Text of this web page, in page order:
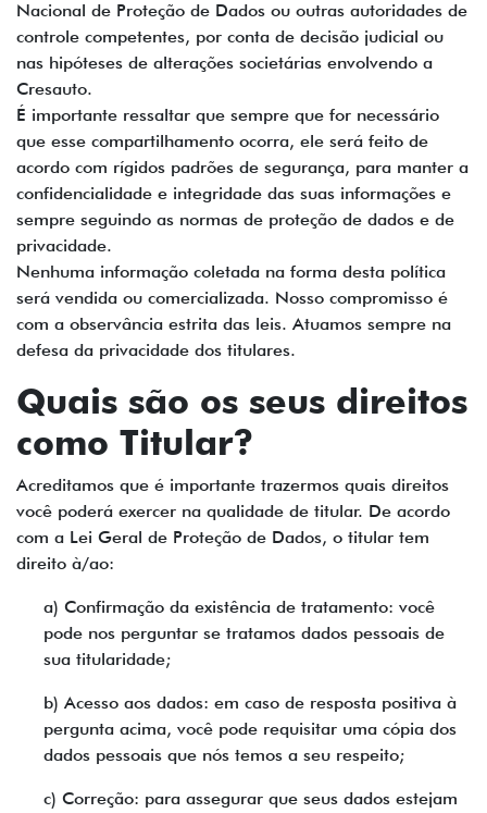
Nacional de Proteção de Dados ou outras autoridades de
controle competentes, por conta de decisão judicial ou
nas hipóteses de alterações societárias envolvendo a
Cresauto.
É importante ressaltar que sempre que for necessário
que esse compartilhamento ocorra, ele será feito de
acordo com rígidos padrões de segurança, para manter a
confidencialidade e integridade das suas informações e
sempre seguindo as normas de proteção de dados e de
privacidade.
Nenhuma informação coletada na forma desta política
será vendida ou comercializada. Nosso compromisso é
com a observância estrita das leis. Atuamos sempre na
defesa da privacidade dos titulares.
Quais são os seus direitos
como Titular?
Acreditamos que é importante trazermos quais direitos
você poderá exercer na qualidade de titular. De acordo
com a Lei Geral de Proteção de Dados, o titular tem
direito à/ao:
a) Confirmação da existência de tratamento: você
pode nos perguntar se tratamos dados pessoais de
sua titularidade;
b) Acesso aos dados: em caso de resposta positiva à
pergunta acima, você pode requisitar uma cópia dos
dados pessoais que nós temos a seu respeito;
c) Correção: para assegurar que seus dados estejam